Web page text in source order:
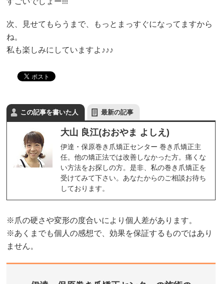
次、見せてもらうまで、もっとまっすぐになってますから
ね。
私も楽しみにしていますよ♪♪♪
この記事を書いた人 最新の記事
大山 良江(おおやま よしえ)
伊達・保原巻き爪矯正センター 巻き爪矯正主
任。他の矯正法では改善しなかった方。痛くな
い方法をお探しの方。是非、私の巻き爪矯正を
受けてみて下さい。あなたからのご相談お待ち
しております。
※爪の硬さや変形の度合いにより個人差があります。
※あくまでも個人の感想で、効果を保証するものではあり
ません。